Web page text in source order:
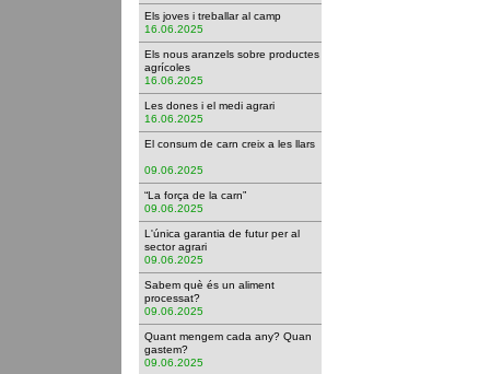
Els joves i treballar al camp
16.06.2025
Els nous aranzels sobre productes
agrícoles
16.06.2025
Les dones i el medi agrari
16.06.2025
El consum de carn creix a les llars
09.06.2025
“La força de la carn”
09.06.2025
L'única garantia de futur per al
sector agrari
09.06.2025
Sabem què és un aliment
processat?
09.06.2025
Quant mengem cada any? Quan
gastem?
09.06.2025